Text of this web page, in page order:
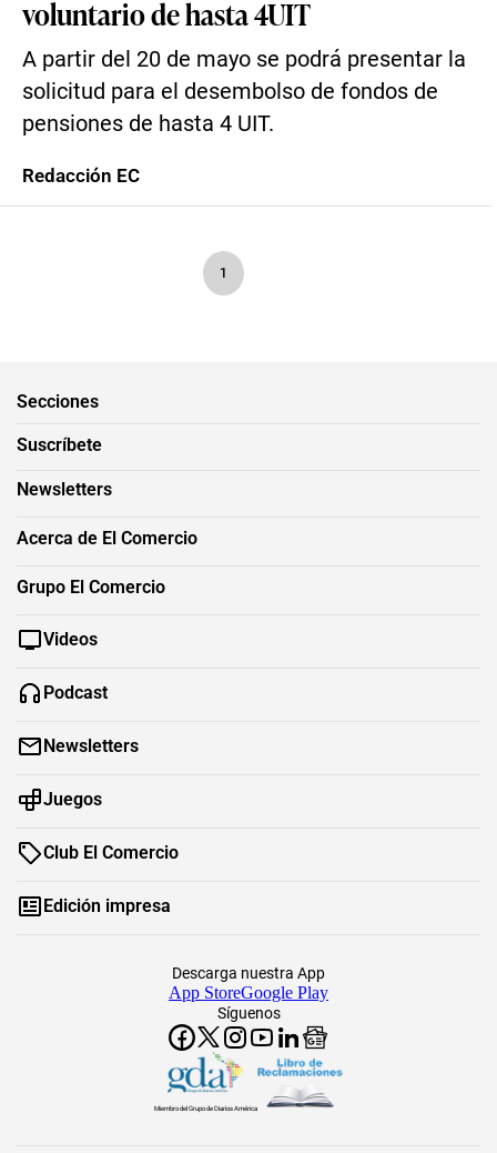
voluntario de hasta 4UIT
A partir del 20 de mayo se podrá presentar la
solicitud para el desembolso de fondos de
pensiones de hasta 4 UIT.
Redacción EC
1
Secciones
Suscríbete
Newsletters
Acerca de El Comercio
Grupo El Comercio
Videos
Podcast
Newsletters
Juegos
Club El Comercio
Edición impresa
Síguenos
Descarga nuestra App
App StoreGoogle Play
Miembro del Grupo de Diarios América